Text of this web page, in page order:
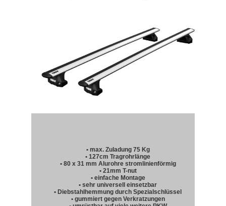
• max. Zuladung 75 Kg
• 127cm Tragrohrlänge
• 80 x 31 mm Alurohre stromlinienförmig
• 21mm T-nut
• einfache Montage
• sehr universell einsetzbar
• Diebstahlhemmung durch Spezialschlüssel
• gummiert gegen Verkratzungen